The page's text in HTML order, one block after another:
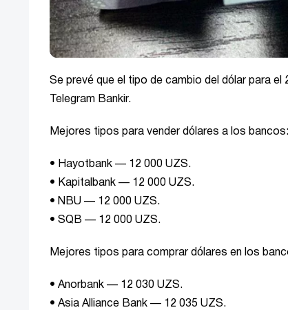
Se prevé que el tipo de cambio del dólar para
Telegram Bankir.
Mejores tipos para vender dólares a los bancos:
• Hayotbank — 12 000 UZS.
• Kapitalbank — 12 000 UZS.
• NBU — 12 000 UZS.
• SQB — 12 000 UZS.
Mejores tipos para comprar dólares en los
• Anorbank — 12 030 UZS.
• Asia Alliance Bank — 12 035 UZS.